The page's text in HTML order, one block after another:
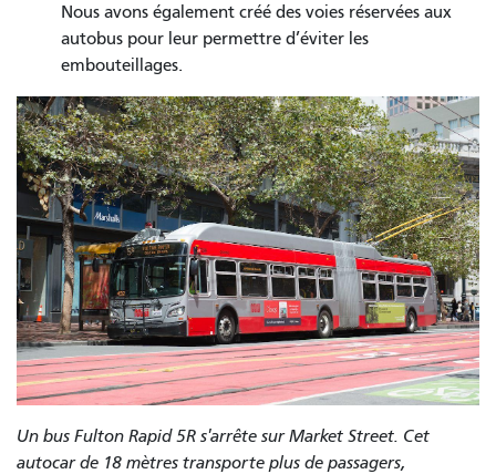
Nous avons également créé des voies réservées aux
autobus pour leur permettre d’éviter les
embouteillages.
Un bus Fulton Rapid 5R s'arrête sur Market Street. Cet
autocar de 18 mètres transporte plus de passagers,